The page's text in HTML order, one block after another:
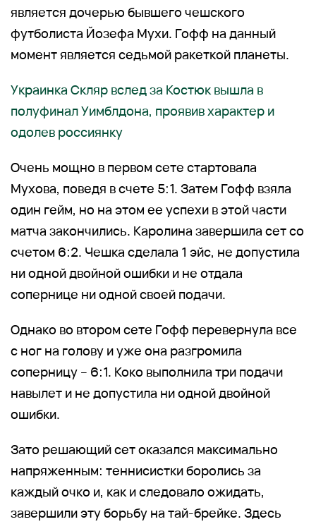
является дочерью бывшего чешского
футболиста Йозефа Мухи. Гофф на данный
момент является седьмой ракеткой планеты.
Украинка Скляр вслед за Костюк вышла в
полуфинал Уимблдона, проявив характер и
одолев россиянку
Очень мощно в первом сете стартовала
Мухова, поведя в счете 5:1. Затем Гофф взяла
один гейм, но на этом ее успехи в этой части
матча закончились. Каролина завершила сет со
счетом 6:2. Чешка сделала 1 эйс, не допустила
ни одной двойной ошибки и не отдала
сопернице ни одной своей подачи.
Однако во втором сете Гофф перевернула все
с ног на голову и уже она разгромила
соперницу – 6:1. Коко выполнила три подачи
навылет и не допустила ни одной двойной
ошибки.
Зато решающий сет оказался максимально
напряженным: теннисистки боролись за
каждый очко и, как и следовало ожидать,
завершили эту борьбу на тай-брейке. Здесь